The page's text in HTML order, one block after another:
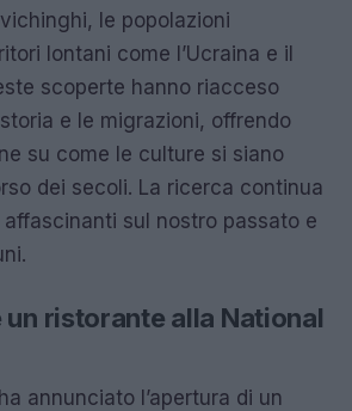
le popolazioni
lontani come l’Ucraina e il
scoperte hanno riacceso
e le migrazioni, offrendo
su come le culture si siano
dei secoli. La ricerca continua
sul nostro passato e
un ristorante alla National
annunciato l’apertura di un